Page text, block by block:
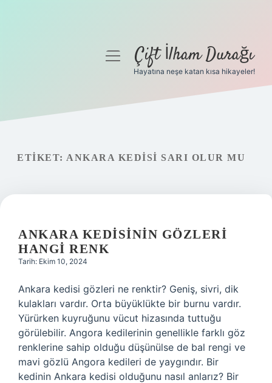
Gizlilik Politikası
menüyüÇift İlham Durağı
Hayatına neşe katan kısa hikayeler!
ETIKET: ANKARA KEDISI SARI OLUR MU
ANKARA KEDISININ GÖZLERI
HANGI RENK
Tarih: Ekim 10, 2024
Ankara kedisi gözleri ne renktir? Geniş, sivri, dik
kulakları vardır. Orta büyüklükte bir burnu vardır.
Yürürken kuyruğunu vücut hizasında tuttuğu
görülebilir. Angora kedilerinin genellikle farklı göz
renklerine sahip olduğu düşünülse de bal rengi ve
mavi gözlü Angora kedileri de yaygındır. Bir
kedinin Ankara kedisi olduğunu nasıl anlarız? Bir